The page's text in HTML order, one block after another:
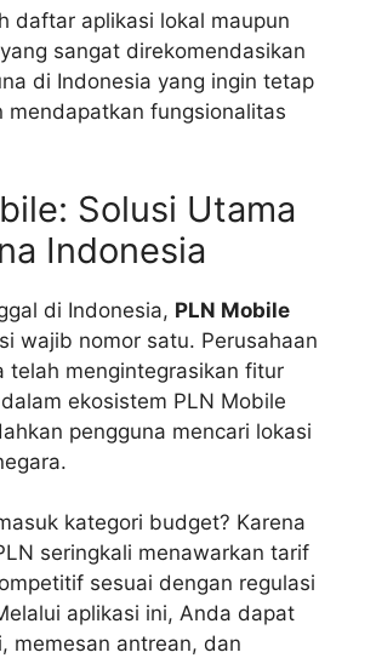
daftar aplikasi lokal maupun
sangat direkomendasikan
di Indonesia yang ingin tetap
mendapatkan fungsionalitas
Solusi Utama
Indonesia
di Indonesia, PLN Mobile
wajib nomor satu. Perusahaan
telah mengintegrasikan fitur
ekosistem PLN Mobile
pengguna mencari lokasi
kategori budget? Karena
seringkali menawarkan tarif
sesuai dengan regulasi
aplikasi ini, Anda dapat
memesan antrean, dan